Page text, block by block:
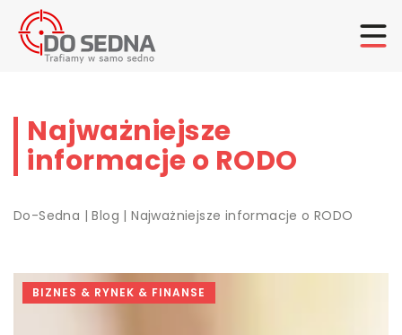
Najważniejsze
informacje o RODO
Do-Sedna |Blog |Najważniejsze informacje o RODO
BIZNES & RYNEK & FINANSE